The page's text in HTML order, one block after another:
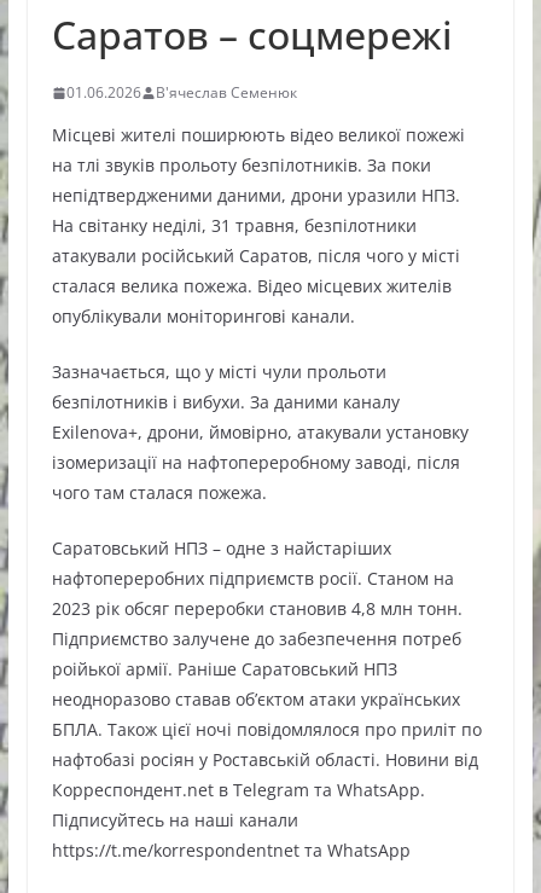
Саратов – соцмережі
01.06.2026 В'ячеслав Семенюк
Місцеві жителі поширюють відео великої пожежі
на тлі звуків прольоту безпілотників. За поки
непідтвердженими даними, дрони уразили НПЗ.
На світанку неділі, 31 травня, безпілотники
атакували російський Саратов, після чого у місті
сталася велика пожежа. Відео місцевих жителів
опублікували моніторингові канали.
Зазначається, що у місті чули прольоти
безпілотників і вибухи. За даними каналу
Exilenova+, дрони, ймовірно, атакували установку
ізомеризації на нафтопереробному заводі, після
чого там сталася пожежа.
Саратовський НПЗ – одне з найстаріших
нафтопереробних підприємств росії. Станом на
2023 рік обсяг переробки становив 4,8 млн тонн.
Підприємство залучене до забезпечення потреб
роійької армії. Раніше Саратовський НПЗ
неодноразово ставав об’єктом атаки українських
БПЛА. Також цієї ночі повідомлялося про приліт по
нафтобазі росіян у Роставській області. Новини від
Корреспондент.net в Telegram та WhatsApp.
Підписуйтесь на наші канали
https://t.me/korrespondentnet та WhatsApp